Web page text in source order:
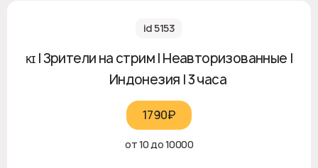
id 5153
ᴋɪ | Зрители на стрим | Неавторизованные |
🇮🇩 Индонезия | 3 часа
1790₽‎
от 10 до 10000